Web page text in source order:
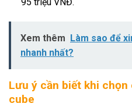
Xem thêm Làm sao để
nhanh nhất?
Lưu ý cần biết khi chọn
cube